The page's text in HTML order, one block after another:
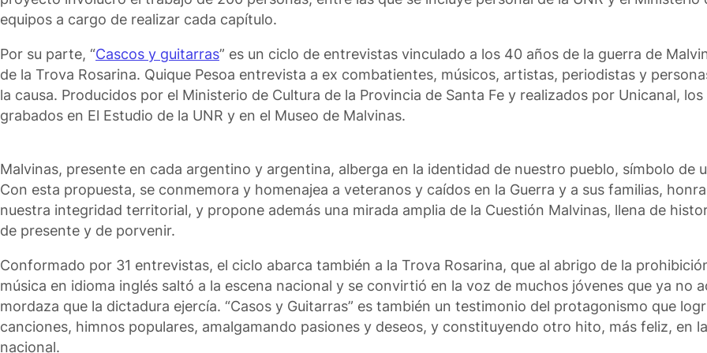
equipos a cargo de realizar cada capítulo.
Por su parte, “Cascos y guitarras” es un ciclo de entrevistas vinculado a los 40 años de la guerra de
de la Trova Rosarina. Quique Pesoa entrevista a ex combatientes, músicos, artistas, periodistas y
la causa. Producidos por el Ministerio de Cultura de la Provincia de Santa Fe y realizados por Unicanal,
grabados en El Estudio de la UNR y en el Museo de Malvinas.
Malvinas, presente en cada argentino y argentina, alberga en la identidad de nuestro pueblo, símbolo de
Con esta propuesta, se conmemora y homenajea a veteranos y caídos en la Guerra y a sus familias,
nuestra integridad territorial, y propone además una mirada amplia de la Cuestión Malvinas, llena de
de presente y de porvenir.
Conformado por 31 entrevistas, el ciclo abarca también a la Trova Rosarina, que al abrigo de la
música en idioma inglés saltó a la escena nacional y se convirtió en la voz de muchos jóvenes que ya no
mordaza que la dictadura ejercía. “Casos y Guitarras” es también un testimonio del protagonismo que
canciones, himnos populares, amalgamando pasiones y deseos, y constituyendo otro hito, más feliz, en
nacional.